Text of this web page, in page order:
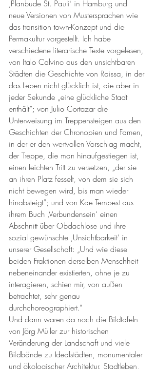
‚Planbude St. Pauli‘ in Hamburg und
neue Versionen von Mustersprachen wie
das transition town-Konzept und die
Permakultur vorgestellt. Ich habe
verschiedene literarische Texte vorgelesen,
von Italo Calvino aus den unsichtbaren
Städten die Geschichte von Raissa, in der
das Leben nicht glücklich ist, die aber in
jeder Sekunde „eine glückliche Stadt
enthält“; von Julio Cortazar die
Unterweisung im Treppensteigen aus den
Geschichten der Chronopien und Famen,
in der er den wertvollen Vorschlag macht,
der Treppe, die man hinaufgestiegen ist,
einen leichten Tritt zu versetzen, „der sie
an ihren Platz fesselt, von dem sie sich
nicht bewegen wird, bis man wieder
hinabsteigt“; und von Kae Tempest aus
ihrem Buch ‚Verbundensein‘ einen
Abschnitt über Obdachlose und ihre
sozial gewünschte ‚Unsichtbarkeit‘ in
unserer Gesellschaft: „Und wie diese
beiden Fraktionen derselben Menschheit
nebeneinander existierten, ohne je zu
interagieren, schien mir, von außen
betrachtet, sehr genau
durchchoreographiert.“
Und dann waren da noch die Bildtafeln
von Jörg Müller zur historischen
Veränderung der Landschaft und viele
Bildbände zu Idealstädten, monumentaler
und ökologischer Architektur, Stadtleben,